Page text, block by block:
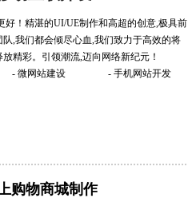
好！精湛的UI/UE制作和高超的创意,极具前
,我们都会倾尽心血,我们致力于高效的将
精彩。引领潮流,迈向网络新纪元！
- 微网站建设 - 手机网站开发
购物商城制作